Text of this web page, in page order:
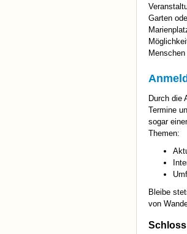
Garten
Durch die
Termine
sogar
Themen:
Bleibe
von